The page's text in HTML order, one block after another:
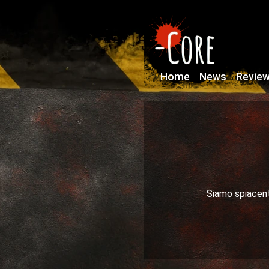
Home News
Siamo